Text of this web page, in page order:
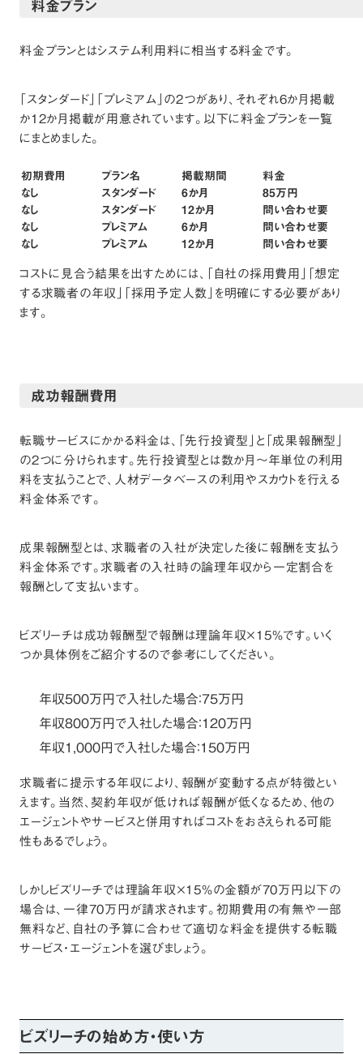
料金プラン
料金プランとはシステム利用料に相当する料金です。
「スタンダード」「プレミアム」の2つがあり、それぞれ6か月掲載
か12か月掲載が用意されています。以下に料金プランを一覧
にまとめました。
初期費用 プラン名 掲載期間 料金
なし スタンダード 6か月 85万円
なし スタンダード 12か月 問い合わせ要
なし プレミアム 6か月 問い合わせ要
なし プレミアム 12か月 問い合わせ要
コストに見合う結果を出すためには、「自社の採用費用」「想定
する求職者の年収」「採用予定人数」を明確にする必要があり
ます。
成功報酬費用
転職サービスにかかる料金は、「先行投資型」と「成果報酬型」
の2つに分けられます。先行投資型とは数か月～年単位の利用
料を支払うことで、人材データベースの利用やスカウトを行える
料金体系です。
成果報酬型とは、求職者の入社が決定した後に報酬を支払う
料金体系です。求職者の入社時の論理年収から一定割合を
報酬として支払います。
ビズリーチは成功報酬型で報酬は理論年収×15%です。いく
つか具体例をご紹介するので参考にしてください。
年収500万円で入社した場合：75万円
年収800万円で入社した場合：120万円
年収1,000円で入社した場合：150万円
求職者に提示する年収により、報酬が変動する点が特徴とい
えます。当然、契約年収が低ければ報酬が低くなるため、他の
エージェントやサービスと併用すればコストをおさえられる可能
性もあるでしょう。
しかしビズリーチでは理論年収×15%の金額が70万円以下の
場合は、一律70万円が請求されます。初期費用の有無や一部
無料など、自社の予算に合わせて適切な料金を提供する転職
サービス・エージェントを選びましょう。
ビズリーチの始め方・使い方